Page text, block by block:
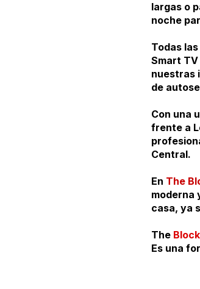
largas o
noche
Todas
Smart
nuestras
de
Con una
frente a
Central.
En The
moderna
casa, ya
The
Es una